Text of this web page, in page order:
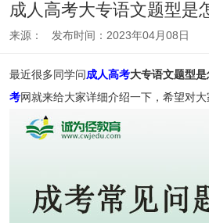
成人高考大专语文题型是
来源： 发布时间：2023年04月08日
最近很多同学问成人高考大专语文题型是
考网就来给大家详细介绍一下，希望对大